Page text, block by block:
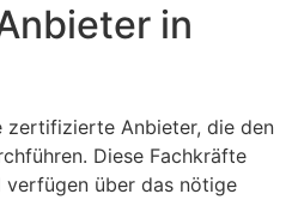
in
zertifizierte Anbieter, die den
Diese Fachkräfte
über das nötige